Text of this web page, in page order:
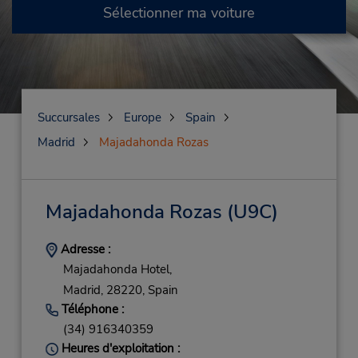
Sélectionner ma voiture
Succursales Europe
Spain
Madrid
Majadahonda Rozas
Majadahonda Rozas (U9C)
Adresse :
Majadahonda Hotel,
Madrid, 28220, Spain
Téléphone :
(34) 916340359
Heures d'exploitation :